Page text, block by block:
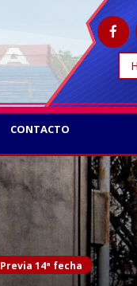
CONTACTO
Previa 14ª fecha